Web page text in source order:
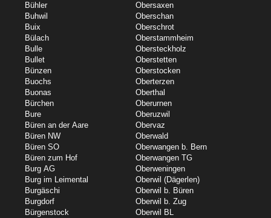
Bühler
Buhwil
Buix
Bülach
Bulle
Bullet
Bünzen
Buochs
Buonas
Bürchen
Bure
Büren an der Aare
Büren NW
Büren SO
Büren zum Hof
Burg AG
Burg im Leimental
Burgäschi
Burgdorf
Bürgenstock
Obersaxen
Oberschan
Oberschrot
Oberstammheim
Obersteckholz
Oberstetten
Oberstocken
Oberterzen
Oberthal
Oberurnen
Oberuzwil
Obervaz
Oberwald
Oberwangen b. Bern
Oberwangen TG
Oberweningen
Oberwil (Dägerlen)
Oberwil b. Büren
Oberwil b. Zug
Oberwil BL